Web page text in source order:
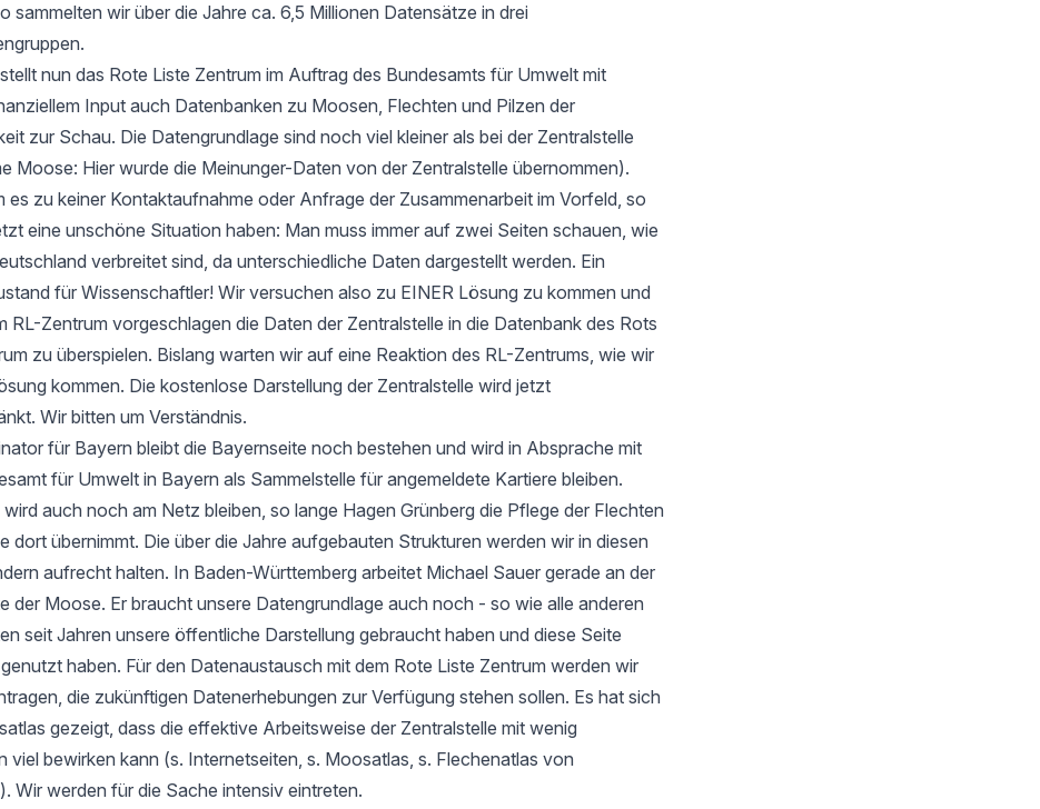
sammelten wir über die Jahre ca. 6,5 Millionen Datensätze in drei
nun das Rote Liste Zentrum im Auftrag des Bundesamts für Umwelt mit
Input auch Datenbanken zu Moosen, Flechten und Pilzen der
zur Schau. Die Datengrundlage sind noch viel kleiner als bei der Zentralstelle
Moose: Hier wurde die Meinunger-Daten von der Zentralstelle übernommen).
es zu keiner Kontaktaufnahme oder Anfrage der Zusammenarbeit im Vorfeld, so
eine unschöne Situation haben: Man muss immer auf zwei Seiten schauen, wie
verbreitet sind, da unterschiedliche Daten dargestellt werden. Ein
für Wissenschaftler! Wir versuchen also zu EINER Lösung zu kommen und
RL-Zentrum vorgeschlagen die Daten der Zentralstelle in die Datenbank des Rots
zu überspielen. Bislang warten wir auf eine Reaktion des RL-Zentrums, wie wir
kommen. Die kostenlose Darstellung der Zentralstelle wird jetzt
Wir bitten um Verständnis.
für Bayern bleibt die Bayernseite noch bestehen und wird in Absprache mit
für Umwelt in Bayern als Sammelstelle für angemeldete Kartiere bleiben.
auch noch am Netz bleiben, so lange Hagen Grünberg die Pflege der Flechten
dort übernimmt. Die über die Jahre aufgebauten Strukturen werden wir in diesen
aufrecht halten. In Baden-Württemberg arbeitet Michael Sauer gerade an der
der Moose. Er braucht unsere Datengrundlage auch noch - so wie alle anderen
seit Jahren unsere öffentliche Darstellung gebraucht haben und diese Seite
haben. Für den Datenaustausch mit dem Rote Liste Zentrum werden wir
die zukünftigen Datenerhebungen zur Verfügung stehen sollen. Es hat sich
gezeigt, dass die effektive Arbeitsweise der Zentralstelle mit wenig
viel bewirken kann (s. Internetseiten, s. Moosatlas, s. Flechenatlas von
Wir werden für die Sache intensiv eintreten.